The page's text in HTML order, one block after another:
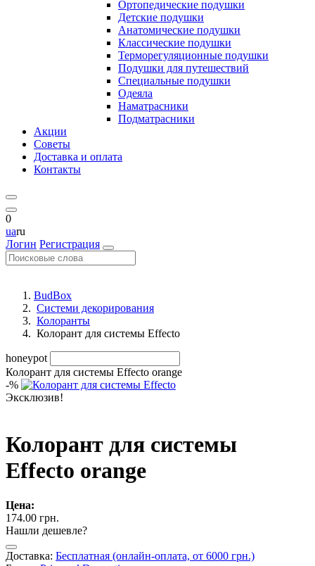
Ортопедические подушки
Детские подушки
Анатомические подушки
Классические подушки
Терморегуляционные подушки
Подушки для путешествий
Специальные подушки
Одеяла
Наматрасники
Подматрасники
Акции
Советы
Доставка и оплата
Контакты
0
uaru
Логин Регистрация
BudBox
Системи декорирования
Колоранты
Колорант для системы Effecto
honeypot
Колорант для системы Effecto orange
-%
Эксклюзив!
Колорант для системы
Effecto orange
Цена:
174.00 грн.
Нашли дешевле?
Доставка: Бесплатная (онлайн-оплата, от 6000 грн.)